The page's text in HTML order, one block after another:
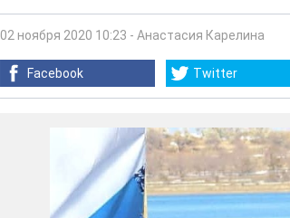
02 ноября 2020 10:23 - Анастасия Карелина
Facebook Twitter